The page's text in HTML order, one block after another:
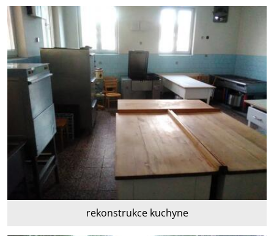
rekonstrukce kuchyne